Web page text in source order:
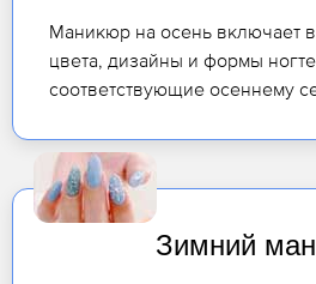
Маникюр на осень включает
цвета, дизайны и формы
соответствующие осеннему
Зимний